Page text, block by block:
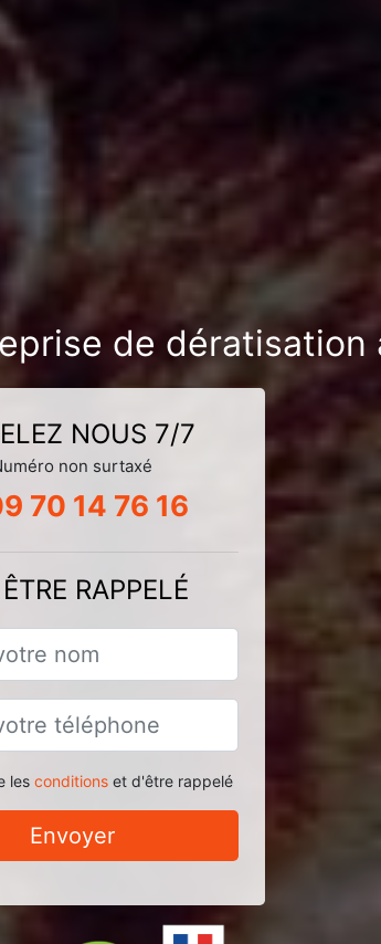
de dératisation
NOUS 7/7
non surtaxé
70 14 76 16
RAPPELÉ
les conditionset d'être rappelé
Envoyer